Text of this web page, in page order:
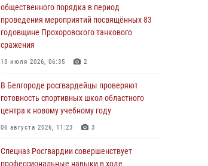
Подвиги героев‑росгвардейцев увековечили
в новой музейной экспозиции белгородского
музея‑диорамы «Курская битва.
Белгородское направление»
В Белгороде росгвардейцы проверяют
готовность спортивных школ областного
центра к новому учебному году
Росгвардия обеспечила общественную
общественного порядка в период
проведения мероприятий посвящённых 83
годовщине Прохоровского танкового
сражения
13 июля 2026, 06:35 2
В Белгороде росгвардейцы проверяют
готовность спортивных школ областного
центра к новому учебному году
06 августа 2026, 11:23 3
Спецназ Росгвардии совершенствует
профессиональные навыки в ходе